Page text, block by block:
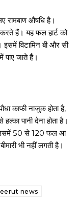
रामबाण औषधि है।
हैं। यह फल हार्ट को
विटामिन बी और सी
जाते हैं।
काफी नाजुक होता है,
पानी देना होता है।
उसमें 50 से 120 फल आ
भी नहीं लगती है।
news